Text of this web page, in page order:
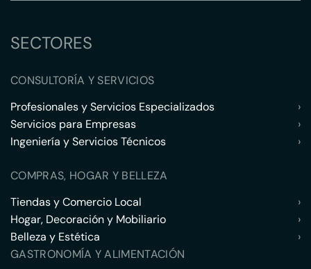
SECTORES
CONSULTORÍA Y SERVICIOS
Profesionales y Servicios Especializados
›
Servicios para Empresas
›
Ingeniería y Servicios Técnicos
›
COMPRAS, HOGAR Y BELLEZA
Tiendas y Comercio Local
›
Hogar, Decoración y Mobiliario
›
Belleza y Estética
›
GASTRONOMÍA Y ALIMENTACIÓN